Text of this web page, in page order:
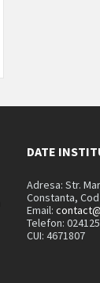
DATE
Adresa: Str.
Constanta,
Email:
Telefon:
CUI: 4671807